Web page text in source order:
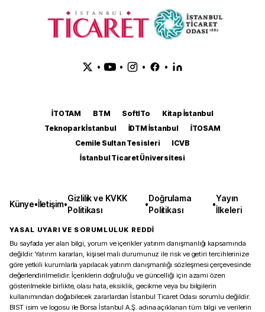
• • • •
İTOTAM BTM SoftITo
Kitap İstanbul
Teknopark İstanbul
İDTM İstanbul
İTOSAM
Cemile Sultan Tesisleri
ICVB
İstanbul Ticaret Üniversitesi
Künye•İletişim•
Gizlilik ve KVKK
Politikası
•
Doğrulama
Politikası
•
Yayın
İlkeleri
YASAL UYARI VE SORUMLULUK REDDİ
Bu sayfada yer alan bilgi, yorum ve içerikler yatırım danışmanlığı kapsamında
değildir. Yatırım kararları, kişisel mali durumunuz ile risk ve getiri tercihlerinize
göre yetkili kurumlarla yapılacak yatırım danışmanlığı sözleşmesi çerçevesinde
değerlendirilmelidir. İçeriklerin doğruluğu ve güncelliği için azami özen
gösterilmekle birlikte, olası hata, eksiklik, gecikme veya bu bilgilerin
kullanımından doğabilecek zararlardan İstanbul Ticaret Odası sorumlu değildir.
BIST isim ve logosu ile Borsa İstanbul A.Ş. adına açıklanan tüm bilgi ve verilerin